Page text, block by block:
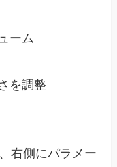
ーム
を調整
右側にパラメー